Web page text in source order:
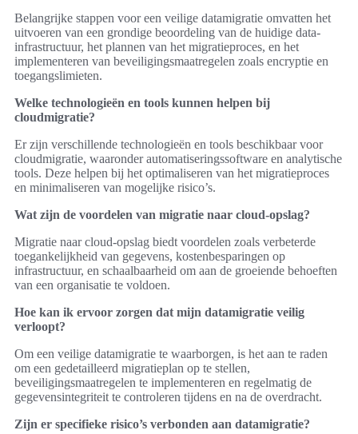
Belangrijke stappen voor een veilige datamigratie omvatten het
uitvoeren van een grondige beoordeling van de huidige data-
infrastructuur, het plannen van het migratieproces, en het
implementeren van beveiligingsmaatregelen zoals encryptie en
toegangslimieten.
Welke technologieën en tools kunnen helpen bij
cloudmigratie?
Er zijn verschillende technologieën en tools beschikbaar voor
cloudmigratie, waaronder automatiseringssoftware en analytische
tools. Deze helpen bij het optimaliseren van het migratieproces
en minimaliseren van mogelijke risico’s.
Wat zijn de voordelen van migratie naar cloud-opslag?
Migratie naar cloud-opslag biedt voordelen zoals verbeterde
toegankelijkheid van gegevens, kostenbesparingen op
infrastructuur, en schaalbaarheid om aan de groeiende behoeften
van een organisatie te voldoen.
Hoe kan ik ervoor zorgen dat mijn datamigratie veilig
verloopt?
Om een veilige datamigratie te waarborgen, is het aan te raden
om een gedetailleerd migratieplan op te stellen,
beveiligingsmaatregelen te implementeren en regelmatig de
gegevensintegriteit te controleren tijdens en na de overdracht.
Zijn er specifieke risico’s verbonden aan datamigratie?